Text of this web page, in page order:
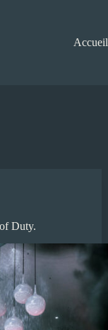
Accueil
Duty.